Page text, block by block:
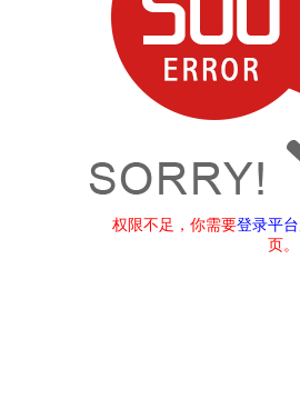
权限不足，你需要登录平台
页。